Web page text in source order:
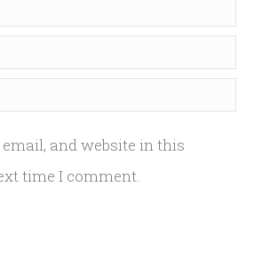
and website in this
time I comment.